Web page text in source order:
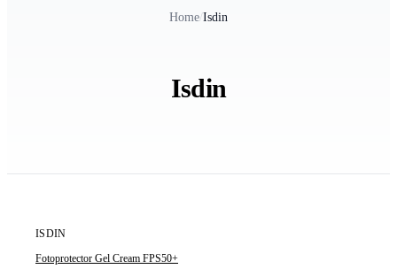
Home/Isdin
Isdin
ISDIN
Fotoprotector Gel Cream FPS50+